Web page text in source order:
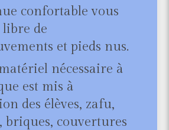
confortable vous
de
et pieds nus.
nécessaire à
est mis à
des élèves, zafu,
briques, couvertures